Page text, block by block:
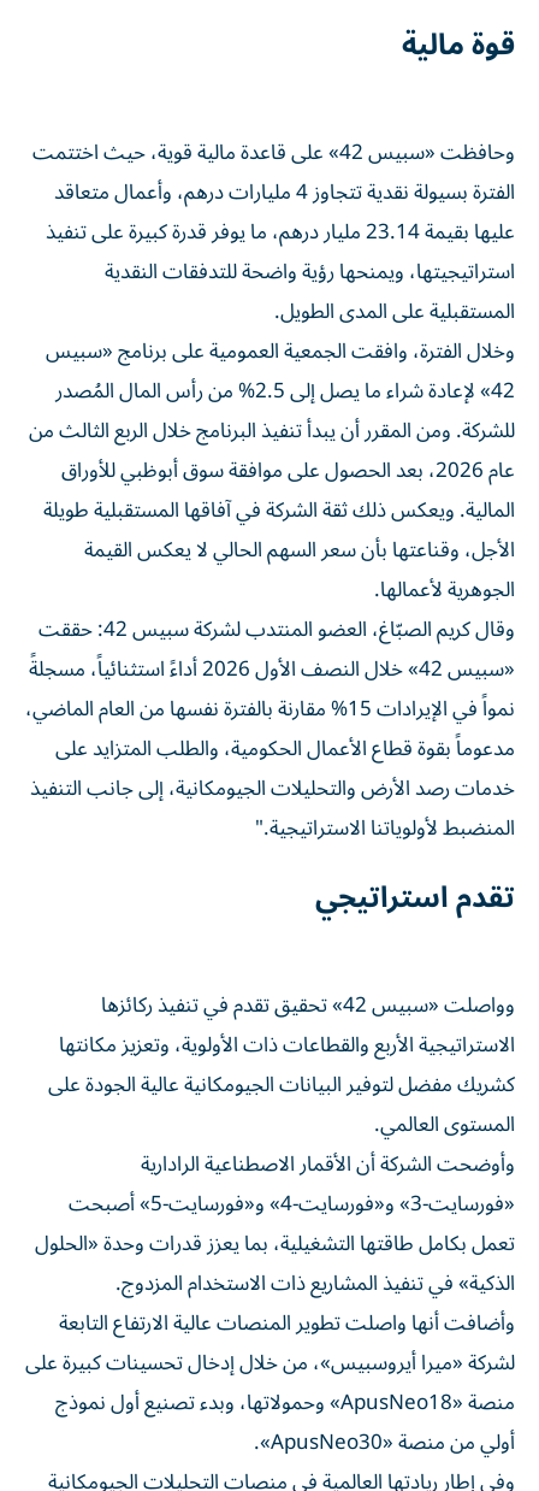
قوة مالية
وحافظت «سبيس 42» على قاعدة مالية قوية، حيث اختتمت
الفترة بسيولة نقدية تتجاوز 4 مليارات درهم، وأعمال متعاقد
عليها بقيمة 23.14 مليار درهم، ما يوفر قدرة كبيرة على تنفيذ
استراتيجيتها، ويمنحها رؤية واضحة للتدفقات النقدية
المستقبلية على المدى الطويل.
وخلال الفترة، وافقت الجمعية العمومية على برنامج «سبيس
42» لإعادة شراء ما يصل إلى 2.5% من رأس المال المُصدر
للشركة. ومن المقرر أن يبدأ تنفيذ البرنامج خلال الربع الثالث من
عام 2026، بعد الحصول على موافقة سوق أبوظبي للأوراق
المالية. ويعكس ذلك ثقة الشركة في آفاقها المستقبلية طويلة
الأجل، وقناعتها بأن سعر السهم الحالي لا يعكس القيمة
الجوهرية لأعمالها.
وقال كريم الصبّاغ، العضو المنتدب لشركة سبيس 42: حققت
«سبيس 42» خلال النصف الأول 2026 أداءً استثنائياً، مسجلةً
نمواً في الإيرادات 15% مقارنة بالفترة نفسها من العام الماضي،
مدعوماً بقوة قطاع الأعمال الحكومية، والطلب المتزايد على
خدمات رصد الأرض والتحليلات الجيومكانية، إلى جانب التنفيذ
المنضبط لأولوياتنا الاستراتيجية."
تقدم استراتيجي
وواصلت «سبيس 42» تحقيق تقدم في تنفيذ ركائزها
الاستراتيجية الأربع والقطاعات ذات الأولوية، وتعزيز مكانتها
كشريك مفضل لتوفير البيانات الجيومكانية عالية الجودة على
المستوى العالمي.
وأوضحت الشركة أن الأقمار الاصطناعية الرادارية
«فورسايت-3» و«فورسايت-4» و«فورسايت-5» أصبحت
تعمل بكامل طاقتها التشغيلية، بما يعزز قدرات وحدة «الحلول
الذكية» في تنفيذ المشاريع ذات الاستخدام المزدوج.
وأضافت أنها واصلت تطوير المنصات عالية الارتفاع التابعة
لشركة «ميرا أيروسبيس»، من خلال إدخال تحسينات كبيرة على
منصة «ApusNeo18» وحمولاتها، وبدء تصنيع أول نموذج
أولي من منصة «ApusNeo30».